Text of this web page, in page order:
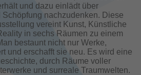
und dazu einlädt über
Schöpfung nachzudenken. Diese
vereint Kunst, Künstliche
in sechs Räumen zu einem
bestaunt nicht nur Werke,
und erschafft sie neu. Es wird eine
durch Räume voller
und surreale Traumwelten.